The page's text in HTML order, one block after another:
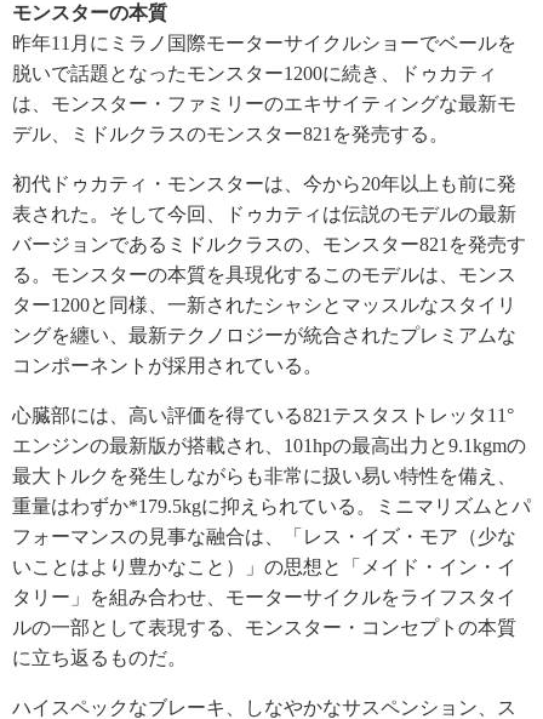
モンスターの本質
昨年11月にミラノ国際モーターサイクルショーでベールを
脱いで話題となったモンスター1200に続き、ドゥカティ
は、モンスター・ファミリーのエキサイティングな最新モ
デル、ミドルクラスのモンスター821を発売する。
初代ドゥカティ・モンスターは、今から20年以上も前に発
表された。そして今回、ドゥカティは伝説のモデルの最新
バージョンであるミドルクラスの、モンスター821を発売す
る。モンスターの本質を具現化するこのモデルは、モンス
ター1200と同様、一新されたシャシとマッスルなスタイリ
ングを纏い、最新テクノロジーが統合されたプレミアムな
コンポーネントが採用されている。
心臓部には、高い評価を得ている821テスタストレッタ11°
エンジンの最新版が搭載され、101hpの最高出力と9.1kgmの
最大トルクを発生しながらも非常に扱い易い特性を備え、
重量はわずか*179.5kgに抑えられている。ミニマリズムとパ
フォーマンスの見事な融合は、「レス・イズ・モア（少な
いことはより豊かなこと）」の思想と「メイド・イン・イ
タリー」を組み合わせ、モーターサイクルをライフスタイ
ルの一部として表現する、モンスター・コンセプトの本質
に立ち返るものだ。
ハイスペックなブレーキ、しなやかなサスペンション、ス